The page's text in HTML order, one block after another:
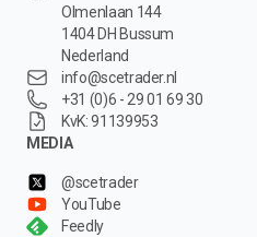
Olmenlaan 144
1404 DH Bussum
Nederland
info@scetrader.nl
+31 (0)6 - 29 01 69 30
KvK: 91139953
MEDIA
@scetrader
YouTube
Feedly